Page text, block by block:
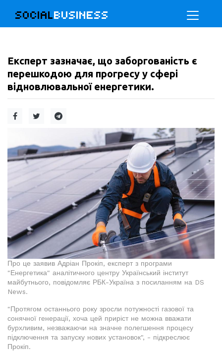
SOCIALBUSINESS
Експерт зазначає, що заборгованість є
перешкодою для прогресу у сфері
відновлювальної енергетики.
Про це заявив Адріан Прокіп, експерт з програми
"Енергетика" аналітичного центру Український інститут
майбутнього, повідомляє РБК-Україна з посиланням на DS
News.
"Протягом останнього року зросли потужності газової та
сонячної генерації, хоча цей приріст не можна вважати
бурхливим, незважаючи на значне полегшення процесу
підключення та запуску нових установок", - підкреслює
Прокіп.